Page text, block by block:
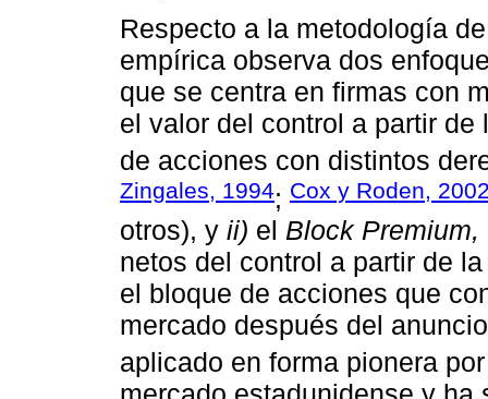
Respecto a la metodología
empírica observa dos
que se centra en firmas con
el valor del control a partir
de acciones con distintos
Zingales, 1994; Cox y Roden,
otros), y ii) el Block Premium,
netos del control a partir de
el bloque de acciones que
mercado después del
aplicado en forma pionera